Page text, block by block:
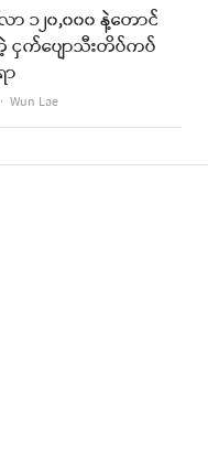
၁၂၀,၀၀၀ နဲ့တောင်
ငှက်ပျောသီးတိပ်ကပ်
Author
Wun Lae